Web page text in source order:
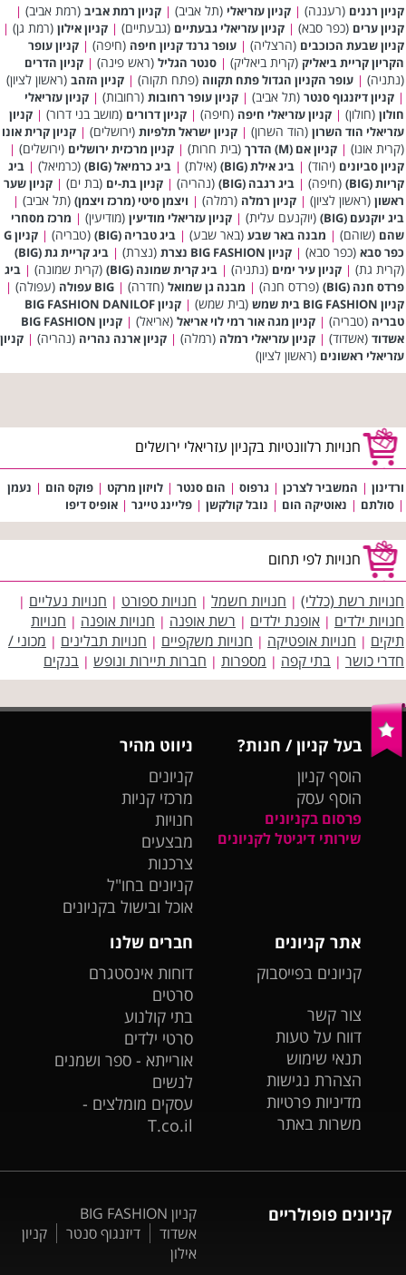
קניון רננים (רעננה) | קניון עזריאלי (תל אביב) | קניון רמת אביב (רמת אביב) |
קניון ערים (כפר סבא) | קניון עזריאלי גבעתיים (גבעתיים) | קניון אילון (רמת גן) |
קניון שבעת הכוכבים (הרצליה) | עופר גרנד קניון חיפה (חיפה) | קניון עופר
הקריון קריית ביאליק (קרית ביאליק) | סנטר הגליל (ראש פינה) | קניון הדרים
(נתניה) | עופר הקניון הגדול פתח תקווה (פתח תקוה) | קניון הזהב (ראשון לציון)
| קניון דיזנגוף סנטר (תל אביב) | קניון עופר רחובות (רחובות) | קניון עזריאלי
חולון (חולון) | קניון עזריאלי חיפה (חיפה) | קניון דרורים (מושב בני דרור) | קניון
עזריאלי הוד השרון (הוד השרון) | קניון ישראל תלפיות (ירושלים) | קניון קרית אונו
(קרית אונו) | קניון אם (M) הדרך (בית חרות) | קניון מרכזית ירושלים (ירושלים) |
קניון סביונים (יהוד) | ביג אילת (BIG) (אילת) | ביג כרמיאל (BIG) (כרמיאל) | ביג
קריות (BIG)
(חיפה) | ביג רגבה (BIG) (נהריה) | קניון בת-ים (בת ים) | קניון שער
ראשון (ראשון לציון) | קניון רמלה (רמלה) | ויצמן סיטי (מרכז ויצמן) (תל אביב) |
ביג יוקנעם (BIG)
(יוקנעם עלית) | קניון עזריאלי מודיעין (מודיעין) | מרכז מסחרי
שהם (שוהם) | מבנה באר שבע (באר שבע) | ביג טבריה (BIG) (טבריה) |
קניון G
כפר סבא (כפר סבא) | קניון BIG FASHION נצרת (נצרת) | ביג קריית גת (BIG)
(קרית גת) | קניון עיר ימים (נתניה) | ביג קרית שמונה (BIG) (קרית שמונה) | ביג
פרדס חנה (BIG)
(פרדס חנה) | מבנה גן שמואל (חדרה) | BIG עפולה (עפולה) |
קניון BIG FASHION בית שמש
(בית שמש) |
קניון BIG FASHION DANILOF
טבריה (טבריה) | קניון מגה אור רמי לוי אריאל (אריאל) |
קניון BIG FASHION
אשדוד (אשדוד) | קניון עזריאלי רמלה (רמלה) | קניון ארנה נהריה (נהריה) | קניון
עזריאלי ראשונים (ראשון לציון)
חנויות רלוונטיות בקניון עזריאלי ירושלים
ורדינון | המשביר לצרכן | גרפוס | הום סנטר | לויזון מרקט | פוקס הום | נעמן
| סולתם | נאוטיקה הום | נובל קולקשן | פליינג טייגר | אופיס דיפו
חנויות לפי תחום
חנויות רשת (כללי) | חנויות חשמל | חנויות ספורט | חנויות נעליים |
חנויות ילדים | אופנת ילדים | רשת אופנה | חנויות אופנה | חנויות
תיקים | חנויות אופטיקה | חנויות משקפיים | חנויות תבלינים | מכוני /
חדרי כושר | בתי קפה | מספרות | חברות תיירות ונופש | בנקים
בעל קניון / חנות?
הוסף קניון
הוסף עסק
פרסום בקניונים
שירותי דיגיטל לקניונים
ניווט מהיר
קניונים
מרכזי קניות
חנויות
מבצעים
צרכנות
קניונים בחו"ל
אוכל ובישול בקניונים
אתר קניונים
קניונים בפייסבוק
צור קשר
דווח על טעות
תנאי שימוש
הצהרת נגישות
מדיניות פרטיות
משרות באתר
חברים שלנו
דוחות אינסטגרם
סרטים
בתי קולנוע
סרטי ילדים
אורייתא - ספר ושמנים
לנשים
עסקים מומלצים -
T.co.il
קניונים פופולריים
קניון BIG FASHION
אשדוד
דיזנגוף סנטר
קניון
אילון